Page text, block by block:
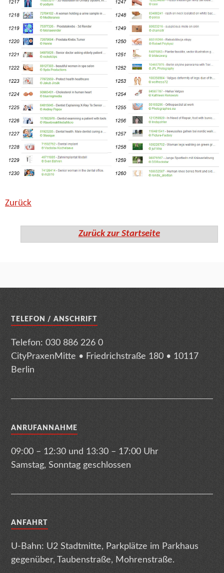
Zurück
Zurück zur Startseite
TELEFON / ANSCHRIFT
Telefon: 030 886 226 0
CityPraxenMitte • Friedrichstraße 180 • 10117
Berlin
ANRUFANNAHME
09:00 – 12:30 und 13:30 – 17:00 Uhr
Samstag, Sonntag geschlossen
ANFAHRT
U-Bahn: U2 Stadtmitte, Parkplätze im Parkhaus
gegenüber, Taubenstraße, Mohrenstraße.